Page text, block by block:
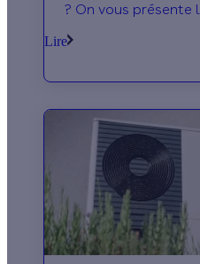
? On vous présente
!
Lire